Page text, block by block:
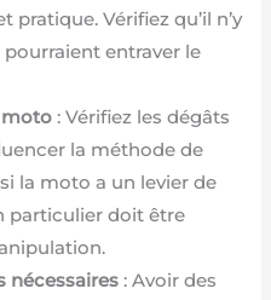
pratique. Vérifiez qu’il n’y
pourraient entraver le
moto : Vérifiez les dégâts
la méthode de
la moto a un levier de
particulier doit être
nécessaires : Avoir des